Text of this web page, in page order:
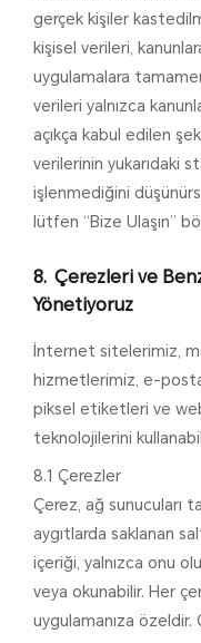
gerçek kişiler
kişisel verileri,
uygulamalara
verileri yalnızca
açıkça kabul edilen
verilerinin yukarıdaki
işlenmediğini
lütfen “Bize Ulaşın”
Çerezleri ve
Yönetiyoruz
İnternet sitelerimiz,
hizmetlerimiz, e-
piksel etiketleri ve
teknolojilerini
8.1 Çerezler
Çerez, ağ sunucuları
aygıtlarda saklanan
içeriği, yalnızca onu
veya okunabilir. Her
uygulamanıza özeldir.